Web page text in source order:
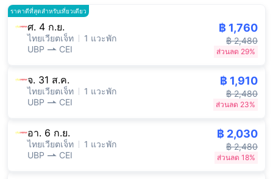
ราคาดีที่สุดสำหรับเที่ยวเดียว
ศ. 4 ก.ย.
ไทยเวียตเจ็ท
1 แวะพัก
UBP
CEI
฿ 1,760
฿ 2,480
ส่วนลด 29%
จ. 31 ส.ค.
ไทยเวียตเจ็ท
1 แวะพัก
UBP
CEI
฿ 1,910
฿ 2,480
ส่วนลด 23%
อา. 6 ก.ย.
ไทยเวียตเจ็ท
1 แวะพัก
UBP
CEI
฿ 2,030
฿ 2,480
ส่วนลด 18%